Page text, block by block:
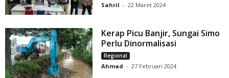
Sahril - 22 Maret 2024
Kerap Picu Banjir, Sungai Simo
Perlu Dinormalisasi
Regional
Ahmad - 27 Februari 2024